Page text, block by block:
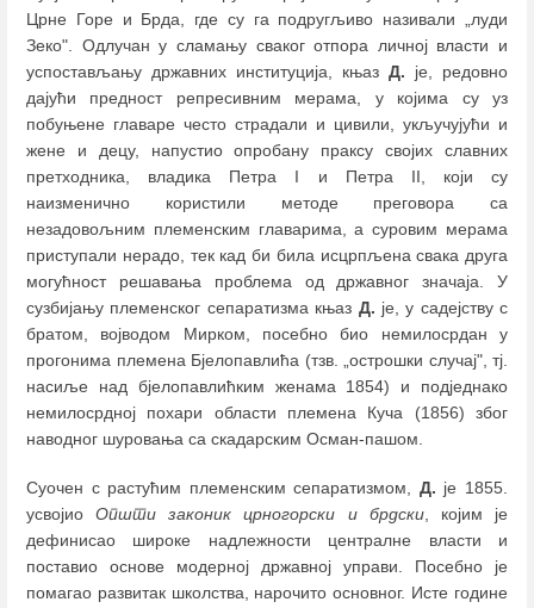
Црне Горе и Брда, где су га подругљиво називали „луди
Зеко". Одлучан у сламању сваког отпора личној власти и
успостављању државних институција, књаз Д. је, редовно
дајући предност репресивним мерама, у којима су уз
побуњене главаре често страдали и цивили, укључујући и
жене и децу, напустио опробану праксу својих славних
претходника, владика Петра I и Петра II, који су
наизменично користили методе преговора са
незадовољним племенским главарима, а суровим мерама
приступали нерадо, тек кад би била исцрпљена свака друга
могућност решавања проблема од државног значаја. У
сузбијању племенског сепаратизма књаз Д. је, у садејству с
братом, војводом Мирком, посебно био немилосрдан у
прогонима племена Бјелопавлића (тзв. „острошки случај", тј.
насиље над бјелопавлићким женама 1854) и подједнако
немилосрдној похари области племена Куча (1856) због
наводног шуровања са скадарским Осман-пашом.
Суочен с растућим племенским сепаратизмом, Д. је 1855.
усвојиоОпшти законик црногорски и брдски, којим је
дефинисао широке надлежности централне власти и
поставио основе модерној државној управи. Посебно је
помагао развитак школства, нарочито основног. Исте године